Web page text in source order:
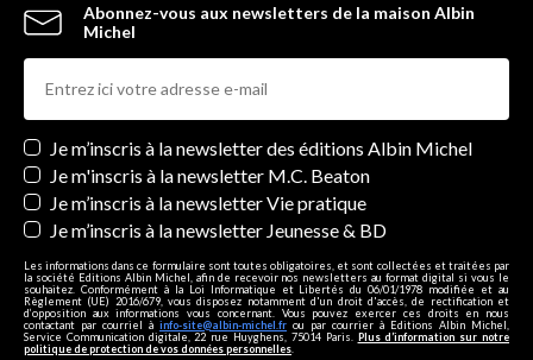
Abonnez-vous aux newsletters de la maison Albin
Michel
Newsletters
Je m’inscris à la newsletter des éditions Albin Michel
Je m'inscris à la newsletter M.C. Beaton
Je m’inscris à la newsletter Vie pratique
Je m’inscris à la newsletter Jeunesse & BD
Les informations dans ce formulaire sont toutes obligatoires, et sont collectées et traitées par
la société Editions Albin Michel, afin de recevoir nos newsletters au format digital si vous le
souhaitez. Conformément à la Loi Informatique et Libertés du 06/01/1978 modifiée et au
Règlement (UE) 2016/679, vous disposez notamment d'un droit d'accès, de rectification et
d’opposition aux informations vous concernant. Vous pouvez exercer ces droits en nous
contactant par courriel à info-site@albin-michel.fr ou par courrier à Editions Albin Michel,
Service Communication digitale, 22 rue Huyghens, 75014 Paris. Plus d’information sur notre
politique de protection de vos données personnelles